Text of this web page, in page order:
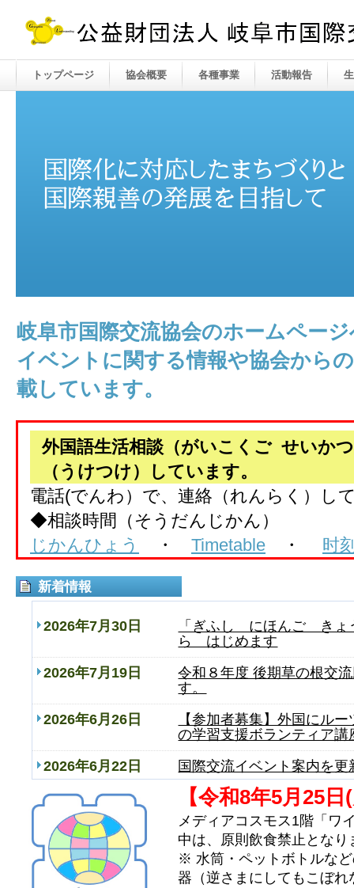
岐阜市国際交流協会のホームペー
イベントに関する情報や協会から
載しています。
外国語生活相談（がいこくご せいか
（うけつけ）しています。
電話(でんわ）で、連絡（れんらく）し
◆相談時間（そうだんじかん）
じかんひょう
・ Timetable ・ 时
新着情報
2026年7月30日
「ぎふし にほんご きょ
ら はじめます
2026年7月19日
令和８年度 後期草の根交
す。
2026年6月26日
【参加者募集】外国にル
の学習支援ボランティア講
2026年6月22日
国際交流イベント案内を
2026年5月21日
「ワイワイサークル」の
2026年4月22日
【受付終了】はじめての
（全4回）
【令和8年5月25
メディアコスモス1階「ワ
中は、原則飲食禁止となり
※ 水筒・ペットボトルな
器（逆さまにしてもこぼ
トップページ 協会概要 各種事業 活動報告